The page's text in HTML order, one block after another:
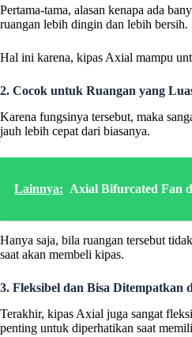
Pertama-tama, alasan kenapa ada
ruangan lebih dingin dan lebih bersih.
Hal ini karena, kipas Axial mampu
2. Cocok untuk Ruangan yang
Karena fungsinya tersebut, maka
jauh lebih cepat dari biasanya.
Lainnya: Axial Bifurcated Fan
Hanya saja, bila ruangan tersebut
saat akan membeli kipas.
3. Fleksibel dan Bisa Ditempatkan
Terakhir, kipas Axial juga sangat
penting untuk diperhatikan saat